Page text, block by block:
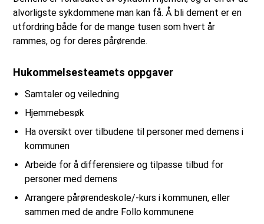
alvorligste sykdommene man kan få. Å bli dement er en
utfordring både for de mange tusen som hvert år
rammes, og for deres pårørende.
Hukommelsesteamets oppgaver
Samtaler og veiledning
Hjemmebesøk
Ha oversikt over tilbudene til personer med demens i
kommunen
Arbeide for å differensiere og tilpasse tilbud for
personer med demens
Arrangere pårørendeskole/-kurs i kommunen, eller
sammen med de andre Follo kommunene